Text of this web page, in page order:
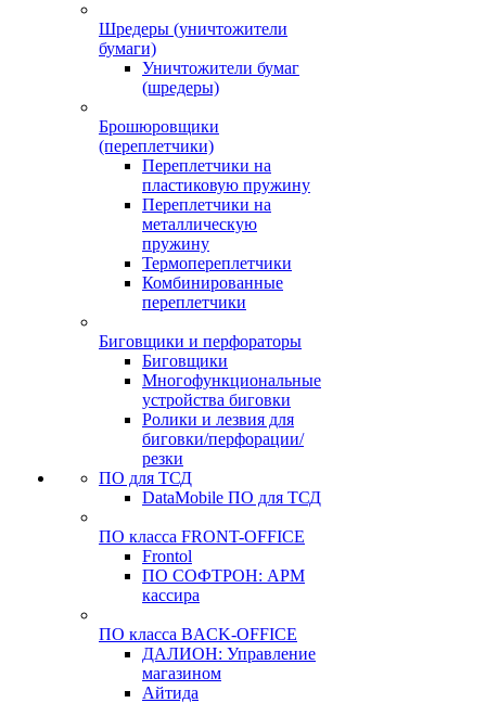
Шредеры (уничтожители
бумаги)
Уничтожители бумаг
(шредеры)
Брошюровщики
(переплетчики)
Переплетчики на
пластиковую пружину
Переплетчики на
металлическую
пружину
Термопереплетчики
Комбинированные
переплетчики
Биговщики и перфораторы
Биговщики
Многофункциональные
устройства биговки
Ролики и лезвия для
биговки/перфорации/
резки
ПО для ТСД
DataMobile ПО для ТСД
ПО класса FRONT-OFFICE
Frontol
ПО СОФТРОН: АРМ
кассира
ПО класса BACK-OFFICE
ДАЛИОН: Управление
магазином
Айтида